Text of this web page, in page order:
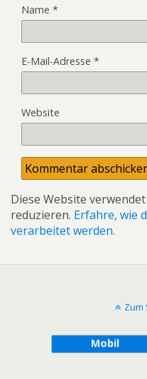
Name *
E-Mail-Adresse *
Website
Diese Website
reduzieren. Erfahre, wie
verarbeitet werden.
Zum
Mobil